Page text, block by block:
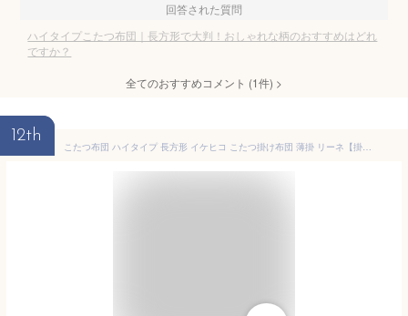
回答された質問
ハイタイプこたつ布団｜長方形で大判！おしゃれな柄のおすすめはどれ
ですか？
全てのおすすめコメント (1件) >
12th
こたつ布団 ハイタイプ 長方形 イケヒコ こたつ掛け布団 薄掛 リーネ【掛 単品 薄掛】正方形 225×225cm 長方形 225×205cm 225×250cm 225×265cm 225×280cm 225×295cm 選べる6サイズ 2色展開 ベージュ グレー